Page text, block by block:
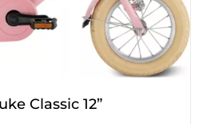
Classic 12”